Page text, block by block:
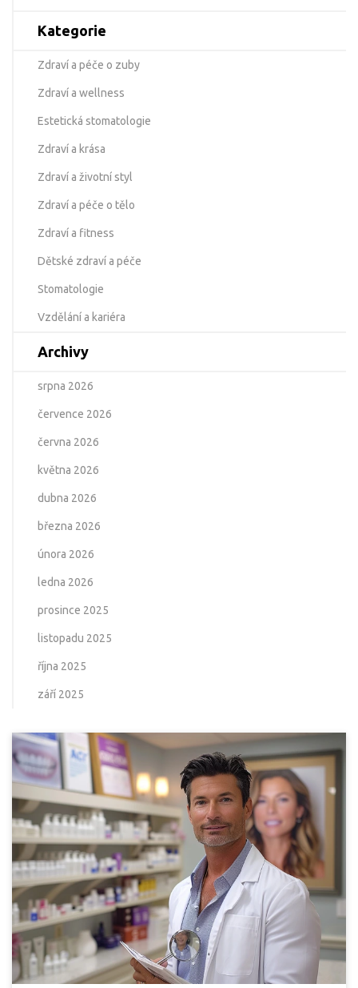
Kategorie
Zdraví a péče o zuby
Zdraví a wellness
Estetická stomatologie
Zdraví a krása
Zdraví a životní styl
Zdraví a péče o tělo
Zdraví a fitness
Dětské zdraví a péče
Stomatologie
Vzdělání a kariéra
Archivy
srpna 2026
července 2026
června 2026
května 2026
dubna 2026
března 2026
února 2026
ledna 2026
prosince 2025
listopadu 2025
října 2025
září 2025